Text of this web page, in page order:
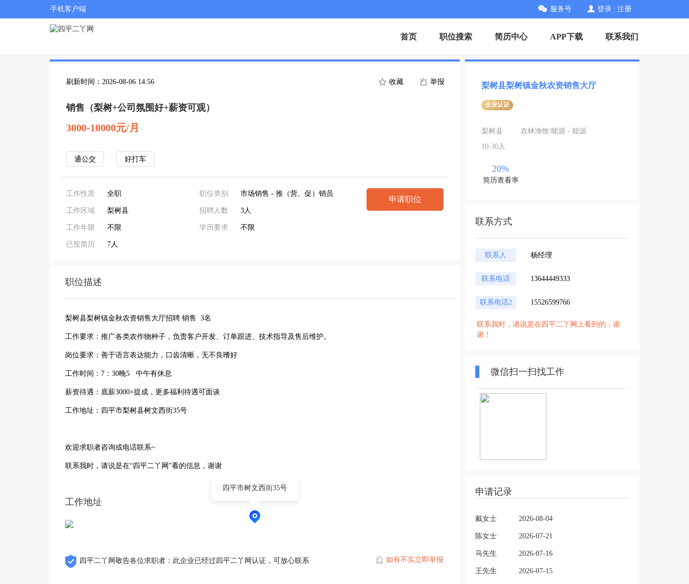
手机客户端 服务号 登录 注册
首页 职位搜索 简历中心 APP下载 联系我们
刷新时间：2026-08-06 14:56 收藏 举报
销售（梨树+公司氛围好+薪资可观）
3000-10000元/月
通公交 好打车
工作性质 全职
工作区域 梨树县
工作年限 不限
已投简历 7人
职位类别 市场销售 - 推（营、促）销员
招聘人数 3人
学历要求 不限
申请职位
职位描述
梨树县梨树镇金秋农资销售大厅招聘 销售 3名
工作要求：推广各类农作物种子，负责客户开发、订单跟进、技术指导及售后维护。
岗位要求：善于语言表达能力，口齿清晰，无不良嗜好
工作时间：7：30晚5 中午有休息
薪资待遇：底薪3000+提成，更多福利待遇可面谈
工作地址：四平市梨树县树文西街35号
欢迎求职者咨询或电话联系~
联系我时，请说是在“四平二丫网”看的信息，谢谢
工作地址
四平市树文西街35号
四平二丫网敬告各位求职者：此企业已经过四平二丫网认证，可放心联系 如有不实立即举报
梨树县梨树镇金秋农资销售大厅
企业认证
梨树县
农林渔牧/能源 - 能源
10-30人
20%
简历查看率
联系方式
联系人 杨经理
联系电话 13644449333
联系电话2 15526599766
联系我时，请说是在四平二丫网上看到的，谢
谢！
微信扫一扫找工作
申请记录
戴女士 2026-08-04
陈女士 2026-07-21
马先生 2026-07-16
王先生 2026-07-15